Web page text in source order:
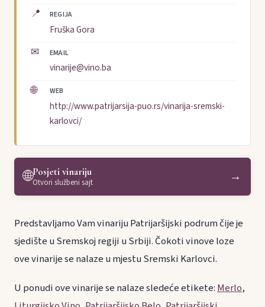
📍 REGIJA
Fruška Gora
✉ EMAIL
vinarije@vino.ba
🌐 WEB
http://www.patrijarsija-puo.rs/vinarija-sremski-
karlovci/
🌐Posjeti vinariju
Otvori službeni sajt →
Predstavljamo Vam vinariju Patrijaršijski podrum čije je
sjedište u Sremskoj regiji u Srbiji. Čokoti vinove loze
ove vinarije se nalaze u mjestu Sremski Karlovci.
U ponudi ove vinarije se nalaze sledeće etikete:Merlo,